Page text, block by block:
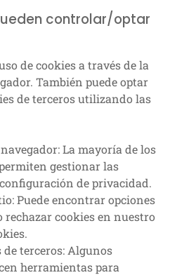
controlar/optar
de cookies a través de la
También puede optar
de terceros utilizando las
La mayoría de los
gestionar las
de privacidad.
Puede encontrar opciones
rechazar cookies en nuestro
terceros: Algunos
herramientas para